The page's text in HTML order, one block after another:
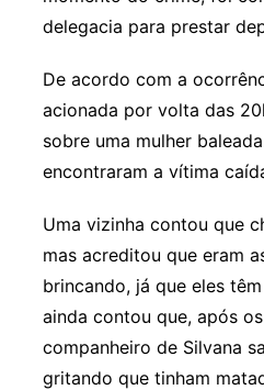
delegacia para prestar
De acordo com a
acionada por volta das
sobre uma mulher
encontraram a vítima
Uma vizinha contou que
mas acreditou que eram
brincando, já que eles
ainda contou que, após
companheiro de Silvana
gritando que tinham